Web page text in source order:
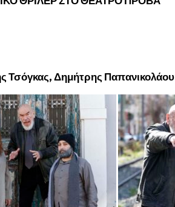
Τσόγκας, Δημήτρης Παπανικολάου